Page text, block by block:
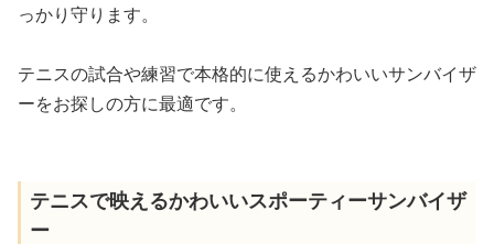
っかり守ります。
テニスの試合や練習で本格的に使えるかわいいサンバイザ
ーをお探しの方に最適です。
テニスで映えるかわいいスポーティーサンバイザ
ー